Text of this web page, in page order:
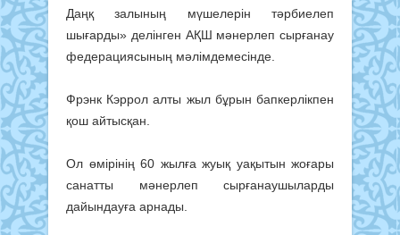
Даңқ залының мүшелерін тәрбиелеп
шығарды» делінген АҚШ мәнерлеп сырғанау
федерациясының мәлімдемесінде.
Фрэнк Кэррол алты жыл бұрын бапкерлікпен
қош айтысқан.
Ол өмірінің 60 жылға жуық уақытын жоғары
санатты мәнерлеп сырғанаушыларды
дайындауға арнады.